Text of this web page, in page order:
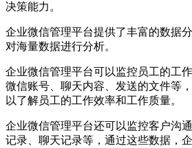
决策能力。
企业微信管理平台提供了丰富的数据
对海量数据进行分析。
企业微信管理平台可以监控员工的工
微信账号、聊天内容、发送的文件等
以了解员工的工作效率和工作质量。
企业微信管理平台还可以监控客户沟
记录、聊天记录等，通过这些数据，